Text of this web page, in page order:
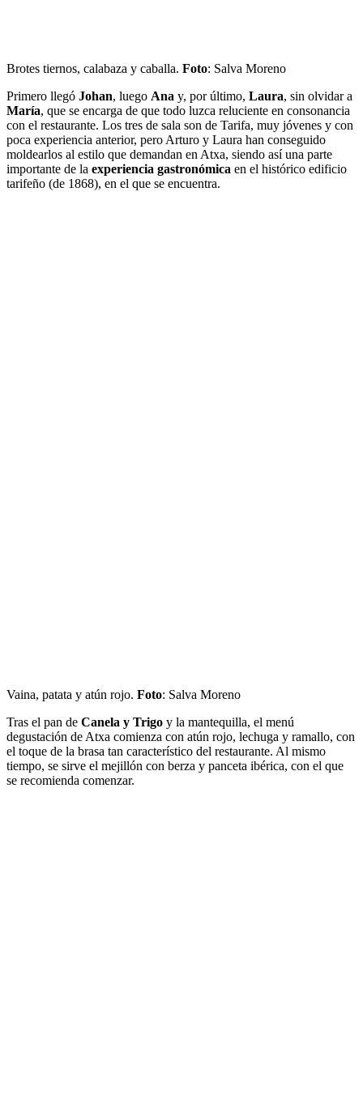
Brotes tiernos, calabaza y caballa. Foto: Salva Moreno
Primero llegó Johan, luego Ana y, por último, Laura, sin olvidar a
María, que se encarga de que todo luzca reluciente en consonancia
con el restaurante. Los tres de sala son de Tarifa, muy jóvenes y con
poca experiencia anterior, pero Arturo y Laura han conseguido
moldearlos al estilo que demandan en Atxa, siendo así una parte
importante de la experiencia gastronómica en el histórico edificio
tarifeño (de 1868), en el que se encuentra.
Vaina, patata y atún rojo. Foto: Salva Moreno
Tras el pan de Canela y Trigo y la mantequilla, el menú
degustación de Atxa comienza con atún rojo, lechuga y ramallo, con
el toque de la brasa tan característico del restaurante. Al mismo
tiempo, se sirve el mejillón con berza y panceta ibérica, con el que
se recomienda comenzar.